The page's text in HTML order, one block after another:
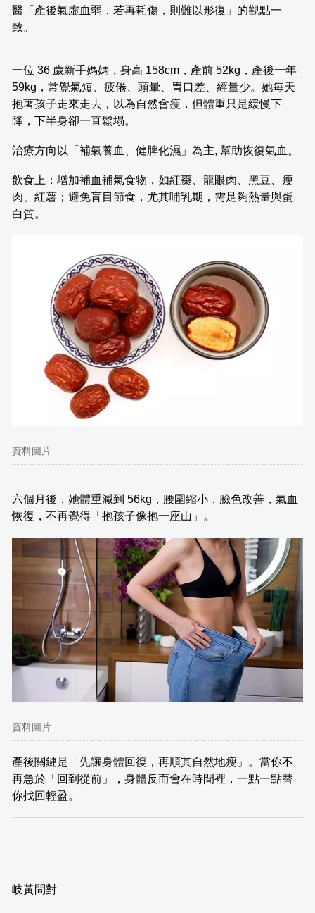
醫「產後氣虛血弱，若再耗傷，則難以形復」的觀點一
致。
一位 36 歲新手媽媽，身高 158cm，產前 52kg，產後一年
59kg，常覺氣短、疲倦、頭暈、胃口差、經量少。她每天
抱著孩子走來走去，以為自然會瘦，但體重只是緩慢下
降，下半身卻一直鬆塌。
治療方向以「補氣養血、健脾化濕」為主, 幫助恢復氣血。
飲食上：增加補血補氣食物，如紅棗、龍眼肉、黑豆、瘦
肉、紅薯；避免盲目節食，尤其哺乳期，需足夠熱量與蛋
白質。
資料圖片
六個月後，她體重減到 56kg，腰圍縮小，臉色改善，氣血
恢復，不再覺得「抱孩子像抱一座山」。
資料圖片
產後關鍵是「先讓身體回復，再順其自然地瘦」。當你不
再急於「回到從前」，身體反而會在時間裡，一點一點替
你找回輕盈。
岐黃問對